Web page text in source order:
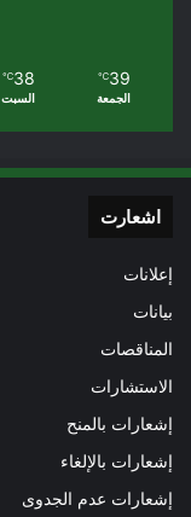
39
℃
الجمعة
38
℃
السبت
اشعارت
إعلانات
بيانات
المناقصات
الاستشارات
إشعارات بالمنح
إشعارات بالإلغاء
إشعارات عدم الجدوى